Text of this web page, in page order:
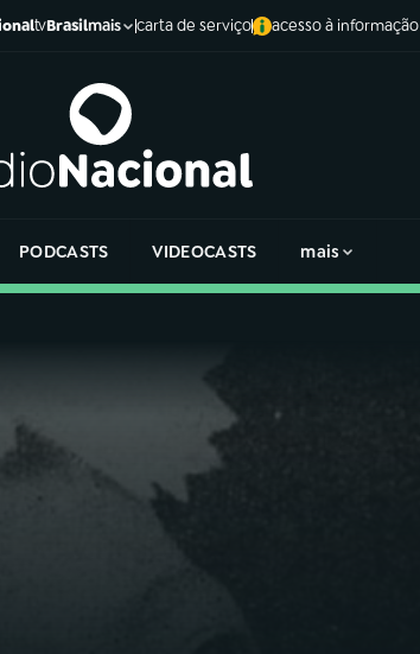
tvBrasilmais carta de serviço acesso à informação
PODCASTS VIDEOCASTS mais